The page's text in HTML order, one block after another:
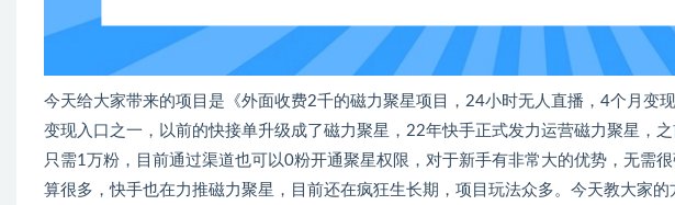
今天给大家带来的项目是《外面收费2千的磁力聚星项目，24小时无人直播，4个月变
变现入口之一，以前的快接单升级成了磁力聚星，22年快手正式发力运营磁力聚星，
只需1万粉，目前通过渠道也可以0粉开通聚星权限，对于新手有非常大的优势，无需
算很多，快手也在力推磁力聚星，目前还在疯狂生长期，项目玩法众多。今天教大家